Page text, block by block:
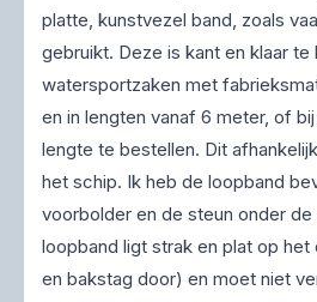
platte, kunstvezel band, zoals
gebruikt. Deze is kant en klaar te
watersportzaken met
en in lengten vanaf 6 meter, of
lengte te bestellen. Dit
het schip. Ik heb de loopband
voorbolder en de steun onder de
loopband ligt strak en plat op
en bakstag door) en moet niet